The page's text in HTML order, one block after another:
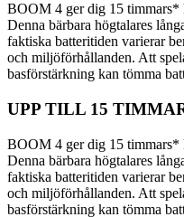
BOOM 4 ger dig 15 timmars*
Denna bärbara högtalares
faktiska batteritiden varierar
och miljöförhållanden. Att
basförstärkning kan tömma
UPP TILL 15
BOOM 4 ger dig 15 timmars*
Denna bärbara högtalares
faktiska batteritiden varierar
och miljöförhållanden. Att
basförstärkning kan tömma